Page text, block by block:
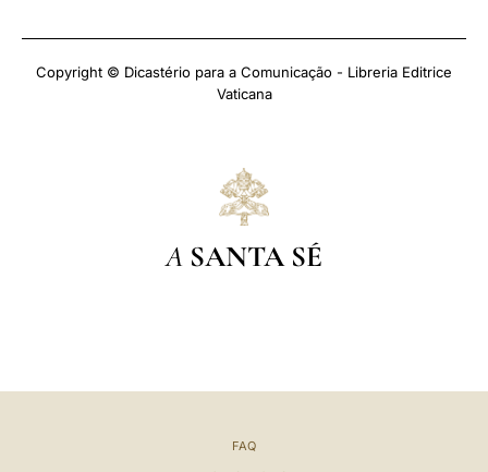
Copyright © Dicastério para a Comunicação - Libreria Editrice
Vaticana
A SANTA SÉ
FAQ